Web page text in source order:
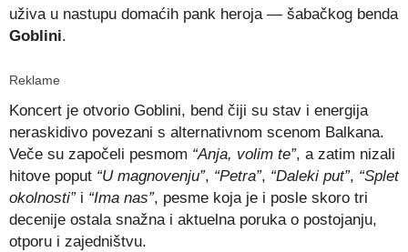
uživa u nastupu domaćih pank heroja — šabačkog benda
Goblini.
Reklame
Koncert je otvorio Goblini, bend čiji su stav i energija
neraskidivo povezani s alternativnom scenom Balkana.
Veče su započeli pesmom “Anja, volim te”, a zatim nizali
hitove poput “U magnovenju”, “Petra”, “Daleki put”, “Splet
okolnosti”i “Ima nas”, pesme koja je i posle skoro tri
decenije ostala snažna i aktuelna poruka o postojanju,
otporu i zajedništvu.